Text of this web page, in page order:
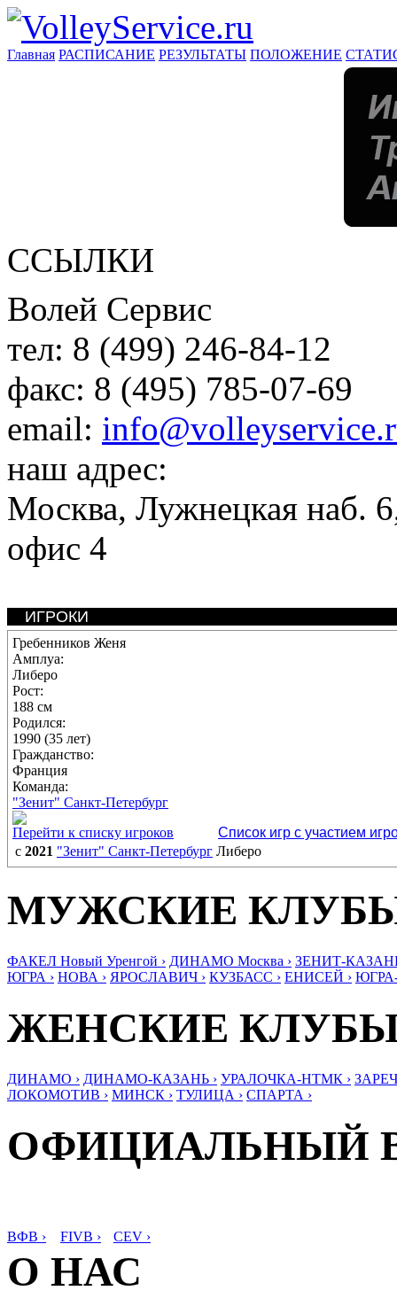
Главная РАСПИСАНИЕ РЕЗУЛЬТАТЫ ПОЛОЖЕНИЕ
ССЫЛКИ
Волей Сервис
тел: 8 (499) 246-84-12
факс: 8 (495) 785-07-69
email:
наш адрес:
Москва, Лужнецкая наб.
офис 4
ИГРОКИ
Гребенников Женя
Амплуа:
Либеро
Рост:
188 см
Родился:
1990 (35 лет)
Гражданство:
Франция
Команда:
"Зенит" Санкт-Петербург
Перейти к списку игроков
Список игр с участием
с 2021 "Зенит" Санкт-Петербург Либеро
МУЖСКИЕ
ФАКЕЛ Новый Уренгой › ДИНАМО Москва › ЗЕНИТ-
ЮГРА › НОВА › ЯРОСЛАВИЧ › КУЗБАСС › ЕНИСЕЙ ›
ЖЕНСКИЕ
ДИНАМО › ДИНАМО-КАЗАНЬ › УРАЛОЧКА-НТМК ›
ЛОКОМОТИВ › МИНСК › ТУЛИЦА › СПАРТА ›
ОФИЦИАЛЬНЫЙ
ВФВ › FIVB › CEV ›
О НАС